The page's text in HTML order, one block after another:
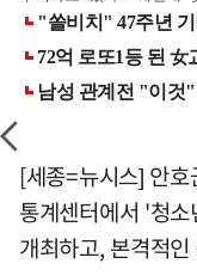
[세종=뉴시스] 안
통계센터에서 '청
개최하고, 본격적